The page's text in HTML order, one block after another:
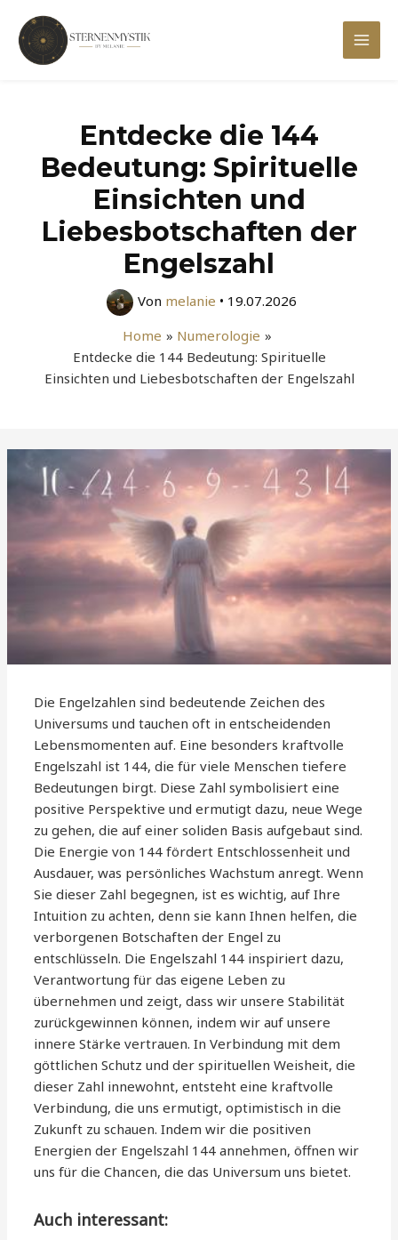
Inhalt
springen
Main
Entdecke die 144
Bedeutung: Spirituelle
Einsichten und
Liebesbotschaften der
Engelszahl
Von melanie • 19.07.2026
Home
Numerologie
Entdecke die 144 Bedeutung: Spirituelle
Einsichten und Liebesbotschaften der Engelszahl
Die Engelzahlen sind bedeutende Zeichen des
Universums und tauchen oft in entscheidenden
Lebensmomenten auf. Eine besonders kraftvolle
Engelszahl ist 144, die für viele Menschen tiefere
Bedeutungen birgt. Diese Zahl symbolisiert eine
positive Perspektive und ermutigt dazu, neue Wege
zu gehen, die auf einer soliden Basis aufgebaut sind.
Die Energie von 144 fördert Entschlossenheit und
Ausdauer, was persönliches Wachstum anregt. Wenn
Sie dieser Zahl begegnen, ist es wichtig, auf Ihre
Intuition zu achten, denn sie kann Ihnen helfen, die
verborgenen Botschaften der Engel zu
entschlüsseln. Die Engelszahl 144 inspiriert dazu,
Verantwortung für das eigene Leben zu
übernehmen und zeigt, dass wir unsere Stabilität
zurückgewinnen können, indem wir auf unsere
innere Stärke vertrauen. In Verbindung mit dem
göttlichen Schutz und der spirituellen Weisheit, die
dieser Zahl innewohnt, entsteht eine kraftvolle
Verbindung, die uns ermutigt, optimistisch in die
Zukunft zu schauen. Indem wir die positiven
Energien der Engelszahl 144 annehmen, öffnen wir
uns für die Chancen, die das Universum uns bietet.
Auch interessant: